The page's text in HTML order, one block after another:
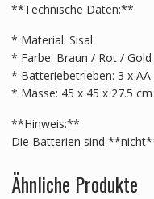
**Technische Daten:**
* Material: Sisal
* Farbe: Braun / Rot /
* Batteriebetrieben: 3 x
* Masse: 45 x 45 x 27.5
**Hinweis:**
Die Batterien sind
Ähnliche Produkte